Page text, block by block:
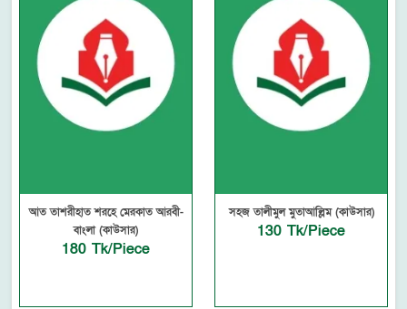
আত তাশরীহাত শরহে মেরকাত আরবী-
বাংলা (কাউসার)
180 Tk/Piece
সহজ তালীমুল মুতাআল্লিম (কাউসার)
130 Tk/Piece